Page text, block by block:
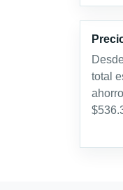
total